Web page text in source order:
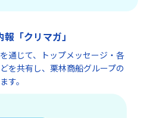
「クリマガ」
通じて、トップメッセージ・各
を共有し、栗林商船グループの
す。